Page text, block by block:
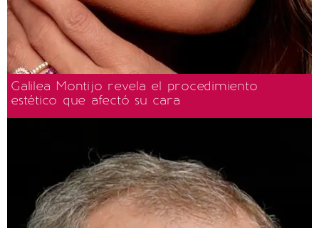
Galilea Montijo revela el procedimiento
estético que afectó su cara